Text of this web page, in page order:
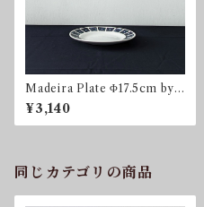
Madeira Plate Φ17.5cm by
Nicholas Jenkins for MID
WINTER 送料込
¥3,140
同じカテゴリの商品